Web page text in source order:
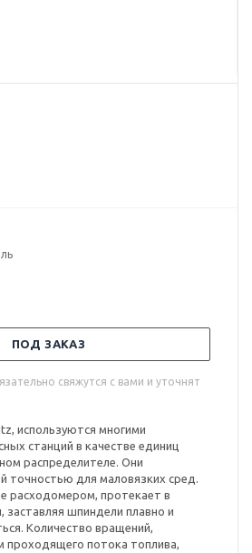
ПОД ЗАКАЗ
свяжутся с вами и уточнят
используются многими
станций в качестве единиц
распределителе. Они
точностью для маловязких сред.
расходомером, протекает в
заставляя шпиндели плавно и
Количество вращений,
потока топлива,